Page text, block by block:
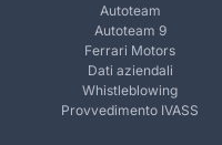
Autoteam
Autoteam 9
Ferrari Motors
Dati aziendali
Whistleblowing
Provvedimento IVASS